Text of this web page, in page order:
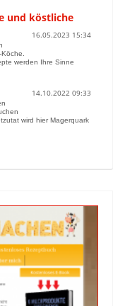
und köstliche
16.05.2023 15:34
werden Ihre Sinne
14.10.2022 09:33
wird hier Magerquark